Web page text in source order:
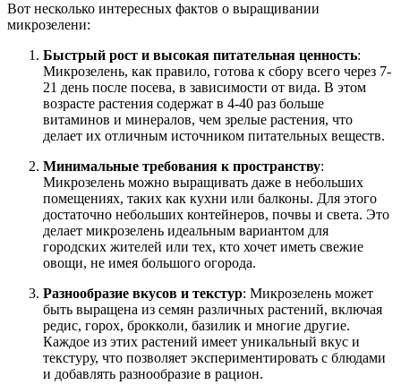
Вот несколько интересных фактов о выращивании
микрозелени:
Быстрый рост и высокая питательная ценность:
Микрозелень, как правило, готова к сбору всего через 7-
21 день после посева, в зависимости от вида. В этом
возрасте растения содержат в 4-40 раз больше
витаминов и минералов, чем зрелые растения, что
делает их отличным источником питательных веществ.
Минимальные требования к пространству:
Микрозелень можно выращивать даже в небольших
помещениях, таких как кухни или балконы. Для этого
достаточно небольших контейнеров, почвы и света. Это
делает микрозелень идеальным вариантом для
городских жителей или тех, кто хочет иметь свежие
овощи, не имея большого огорода.
Разнообразие вкусов и текстур: Микрозелень может
быть выращена из семян различных растений, включая
редис, горох, брокколи, базилик и многие другие.
Каждое из этих растений имеет уникальный вкус и
текстуру, что позволяет экспериментировать с блюдами
и добавлять разнообразие в рацион.